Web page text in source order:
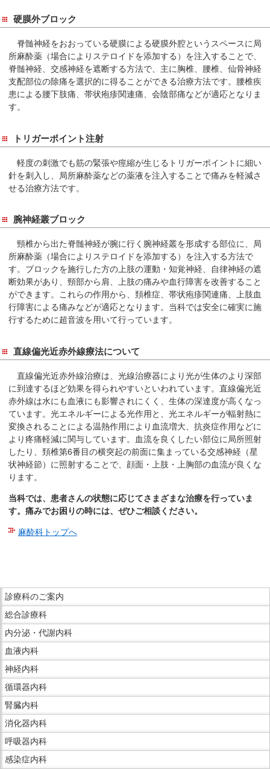
硬膜外ブロック
脊髄神経をおおっている硬膜による硬膜外腔というスペースに局
所麻酔薬（場合によりステロイドを添加する）を注入することで、
脊髄神経、交感神経を遮断する方法で、主に胸椎、腰椎、仙骨神経
支配部位の除痛を選択的に得ることができる治療方法です。腰椎疾
患による腰下肢痛、帯状疱疹関連痛、会陰部痛などが適応となりま
す。
トリガーポイント注射
軽度の刺激でも筋の緊張や痙縮が生じるトリガーポイントに細い
針を刺入し、局所麻酔薬などの薬液を注入することで痛みを軽減さ
せる治療方法です。
腕神経叢ブロック
頸椎から出た脊髄神経が腕に行く腕神経叢を形成する部位に、局
所麻酔薬（場合によりステロイドを添加する）を注入する方法で
す。ブロックを施行した方の上肢の運動・知覚神経、自律神経の遮
断効果があり、頸部から肩、上肢の痛みや血行障害を改善すること
ができます。これらの作用から、頚椎症、帯状疱疹関連痛、上肢血
行障害による痛みなどが適応となります。当科では安全に確実に施
行するために超音波を用いて行っています。
直線偏光近赤外線療法について
直線偏光近赤外線治療は、光線治療器により光が生体のより深部
に到達するほど効果を得られやすいといわれています。直線偏光近
赤外線は水にも血液にも影響されにくく、生体の深達度が高くなっ
ています。光エネルギーによる光作用と、光エネルギーが輻射熱に
変換されることによる温熱作用により血流増大、抗炎症作用などに
より疼痛軽減に関与しています。血流を良くしたい部位に局所照射
したり、頚椎第6番目の横突起の前面に集まっている交感神経（星
状神経節）に照射することで、顔面・上肢・上胸部の血流が良くな
ります。
当科では、患者さんの状態に応じてさまざまな治療を行っていま
す。痛みでお困りの時には、ぜひご相談ください。
麻酔科トップへ
で
本
文
で
す。
こ
こ
か
ら
サ
イ
ド
メ
ニ
ュ
ー
で
す。
診療科のご案内
総合診療科
内分泌・代謝内科
血液内科
神経内科
循環器内科
腎臓内科
消化器内科
呼吸器内科
感染症内科